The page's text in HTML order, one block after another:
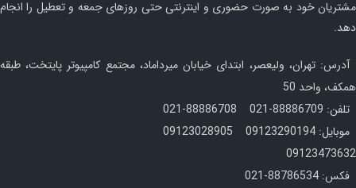
مشتریان خود به صورت حضوری و اینترنتی حتی روزهای جمعه و تعطیل را انجام
دهد.
آدرس: تهران، ولیعصر، ابتدای خیابان میرداماد، مجتمع کامپیوتر پایتخت، طبقه
همکف، واحد 50
تلفن: 88886709-021 88886708-021
موبایل: 09123290194 09123028905
09123473632
فکس: 88786534-021